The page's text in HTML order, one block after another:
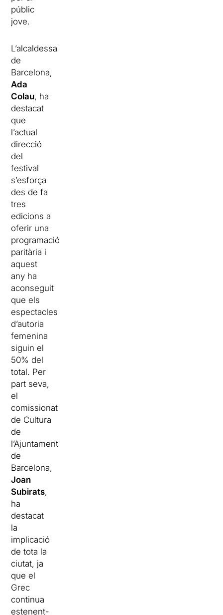
públic
jove.
L’alcaldessa
de
Barcelona,
Ada
Colau, ha
destacat
que
l’actual
direcció
del
festival
s’esforça
des de fa
tres
edicions a
oferir una
programació
paritària i
aquest
any ha
aconseguit
que els
espectacles
d’autoria
femenina
siguin el
50% del
total. Per
part seva,
el
comissionat
de Cultura
de
l’Ajuntament
de
Barcelona,
Joan
Subirats,
ha
destacat
la
implicació
de tota la
ciutat, ja
que el
Grec
continua
estenent-